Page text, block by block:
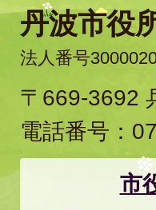
丹波市役
法人番号
〒669-3692
電話番号：
市